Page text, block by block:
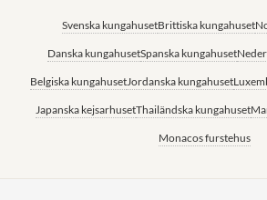
Svenska kungahusetBrittiska kungahuset
Danska kungahusetSpanska kungahuset
Belgiska kungahusetJordanska kungahuset
Japanska kejsarhusetThailändska kungahuset
Monacos furstehus